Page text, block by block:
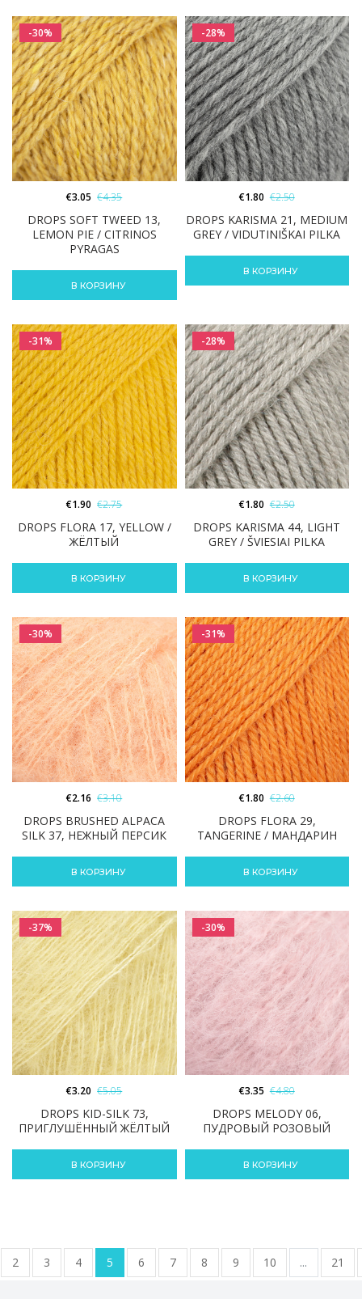
-30%
DROPS SOFT TWEED 13,
LEMON PIE / CITRINOS
PYRAGAS
€3.05 €4.35
В КОРЗИНУ
-28%
DROPS KARISMA 21, MEDIUM
GREY / VIDUTINIŠKAI PILKA
€1.80 €2.50
В КОРЗИНУ
-31%
DROPS FLORA 17, YELLOW /
ЖЁЛТЫЙ
€1.90 €2.75
В КОРЗИНУ
-28%
DROPS KARISMA 44, LIGHT
GREY / ŠVIESIAI PILKA
€1.80 €2.50
В КОРЗИНУ
-30%
DROPS BRUSHED ALPACA
SILK 37, НЕЖНЫЙ ПЕРСИК
€2.16 €3.10
В КОРЗИНУ
-31%
DROPS FLORA 29,
TANGERINE / МАНДАРИН
€1.80 €2.60
В КОРЗИНУ
-37%
DROPS KID-SILK 73,
ПРИГЛУШЁННЫЙ ЖЁЛТЫЙ
€3.20 €5.05
В КОРЗИНУ
-30%
DROPS MELODY 06,
ПУДРОВЫЙ РОЗОВЫЙ
€3.35 €4.80
В КОРЗИНУ
2 3 4 5 6 7 8 9 10 ... 21